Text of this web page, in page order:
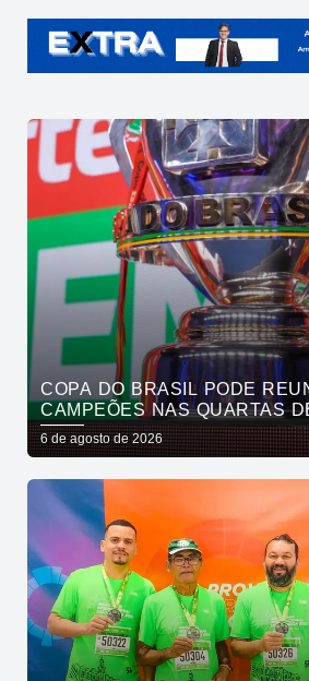
COPA DO BRASIL PODE
CAMPEÕES NAS QUARTAS
6 de agosto de 2026